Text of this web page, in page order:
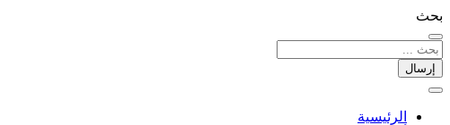
بحث
إرسال
الرئيسية